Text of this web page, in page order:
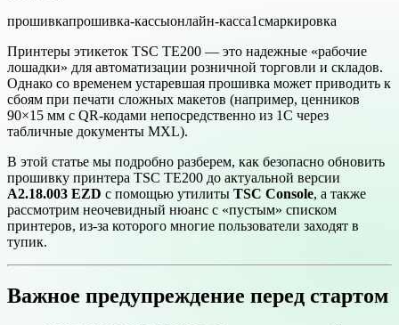
прошивкапрошивка-кассыонлайн-касса1смаркировка
Принтеры этикеток TSC TE200 — это надежные «рабочие
лошадки» для автоматизации розничной торговли и складов.
Однако со временем устаревшая прошивка может приводить к
сбоям при печати сложных макетов (например, ценников
90×15 мм с QR-кодами непосредственно из 1С через
табличные документы MXL).
В этой статье мы подробно разберем, как безопасно обновить
прошивку принтера TSC TE200 до актуальной версии
A2.18.003 EZD с помощью утилиты TSC Console, а также
рассмотрим неочевидный нюанс с «пустым» списком
принтеров, из-за которого многие пользователи заходят в
тупик.
Важное предупреждение перед стартом